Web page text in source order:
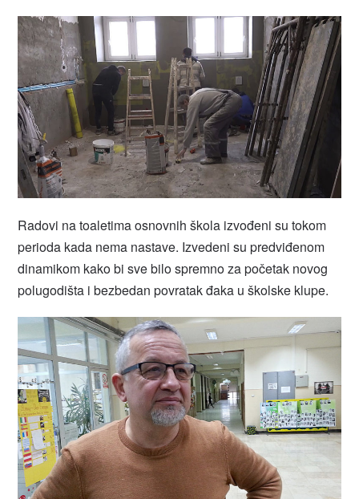
Radovi na toaletima osnovnih škola izvođeni su tokom
perioda kada nema nastave. Izvedeni su predviđenom
dinamikom kako bi sve bilo spremno za početak novog
polugodišta i bezbedan povratak đaka u školske klupe.